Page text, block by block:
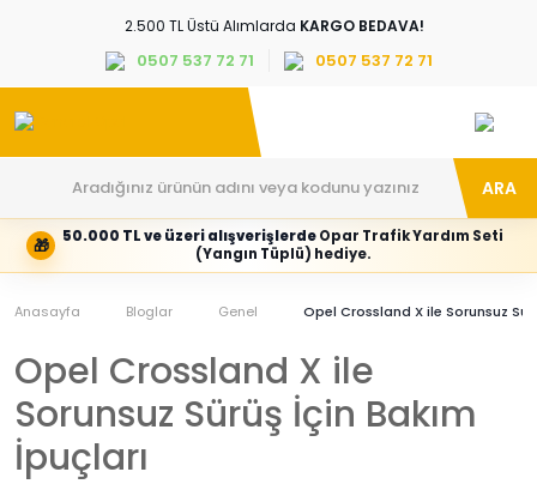
2.500 TL Üstü Alımlarda KARGO BEDAVA!
0507 537 72 71 0507 537 72 71
ARA
🎁 50.000 TL ve üzeri alışverişlerdeOpar Trafik Yardım Seti
(Yangın Tüplü) hediye.
Giriş
veya
oluşturun
E-posta adresi
Marka,
ve
seçin
Tüm Kategoriler
Anasayfa Bloglar Genel Opel Crossland X ile Sorunsuz
Opel Crossland X ile
Sorunsuz Sürüş İçin Bakım
İpuçları